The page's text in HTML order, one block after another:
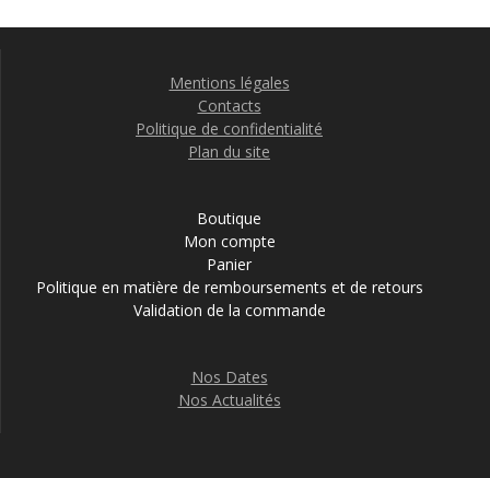
Mentions légales
Contacts
Politique de confidentialité
Plan du site
Boutique
Mon compte
Panier
Politique en matière de remboursements et de retours
Validation de la commande
Nos Dates
Nos Actualités